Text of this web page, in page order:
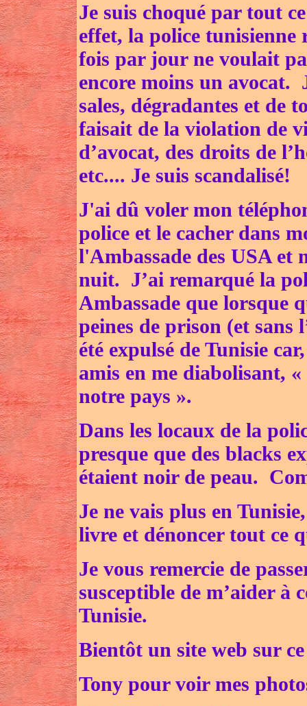
Je suis choqué par tout
effet, la police tunisienne
fois par jour ne voulait
encore moins un avocat.
sales, dégradantes et de
faisait de la violation de
d’avocat, des droits de
etc.... Je suis
J'ai dû voler mon
police et le cacher dans
l'Ambassade des USA et
nuit. J’ai remarqué la
Ambassade que lorsque
peines de prison (et sans
été expulsé de Tunisie
amis en me diabolisant,
notre pays ».
Dans les locaux de la
presque que des blacks
étaient noir de peau.
Je ne vais plus en
livre et dénoncer tout ce
Je vous remercie de
susceptible de m’aider à
Tunisie.
Bientôt un site web sur
Tony pour voir mes